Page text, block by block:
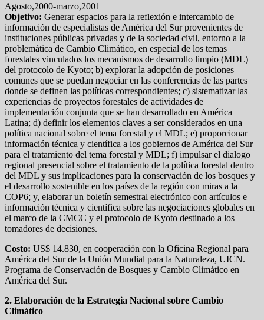
Agosto,2000-marzo,2001
Objetivo: Generar espacios para la reflexión e intercambio de
información de especialistas de América del Sur provenientes de
instituciones públicas privadas y de la sociedad civil, entorno a la
problemática de Cambio Climático, en especial de los temas
forestales vinculados los mecanismos de desarrollo limpio (MDL)
del protocolo de Kyoto; b) explorar la adopción de posiciones
comunes que se puedan negociar en las conferencias de las partes
donde se definen las políticas correspondientes; c) sistematizar las
experiencias de proyectos forestales de actividades de
implementación conjunta que se han desarrollado en América
Latina; d) definir los elementos claves a ser considerados en una
política nacional sobre el tema forestal y el MDL; e) proporcionar
información técnica y científica a los gobiernos de América del Sur
para el tratamiento del tema forestal y MDL; f) impulsar el dialogo
regional presencial sobre el tratamiento de la política forestal dentro
del MDL y sus implicaciones para la conservación de los bosques y
el desarrollo sostenible en los países de la región con miras a la
COP6; y, elaborar un boletín semestral electrónico con artículos e
información técnica y científica sobre las negociaciones globales en
el marco de la CMCC y el protocolo de Kyoto destinado a los
tomadores de decisiones.
Costo: US$ 14.830, en cooperación con la Oficina Regional para
América del Sur de la Unión Mundial para la Naturaleza, UICN.
Programa de Conservación de Bosques y Cambio Climático en
América del Sur.
2. Elaboración de la Estrategia Nacional sobre Cambio
Climático